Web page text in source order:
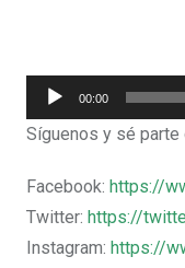
Reproductor
de
00:00
Síguenos y sé parte
Facebook: https://
Twitter: https://
Instagram: https://